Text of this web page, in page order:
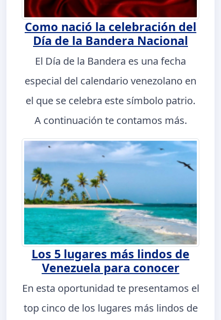
Como nació la celebración del
Día de la Bandera Nacional
El Día de la Bandera es una fecha
especial del calendario venezolano en
el que se celebra este símbolo patrio.
A continuación te contamos más.
Los 5 lugares más lindos de
Venezuela para conocer
En esta oportunidad te presentamos el
top cinco de los lugares más lindos de